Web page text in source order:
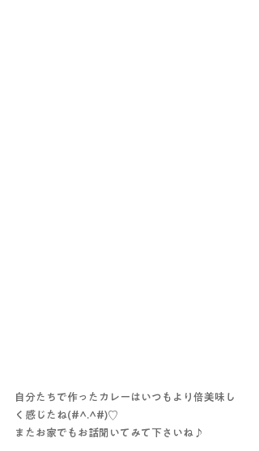
自分たちで作ったカレーはいつもより倍美味し
く感じたね(#^.^#)♡
またお家でもお話聞いてみて下さいね♪